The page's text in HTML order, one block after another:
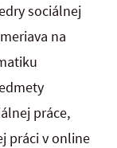
sociálnej
na
práce,
práci v online